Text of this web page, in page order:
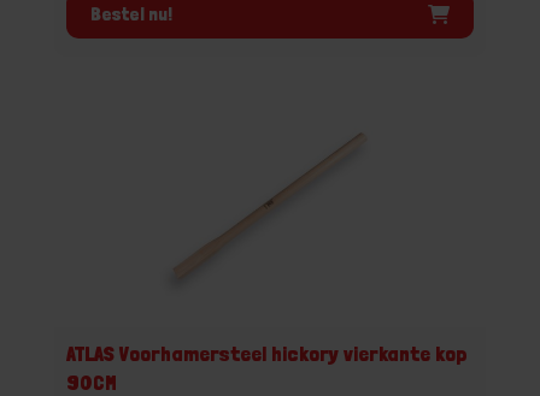
Bestel nu!
ATLAS Voorhamersteel hickory vierkante kop
90CM